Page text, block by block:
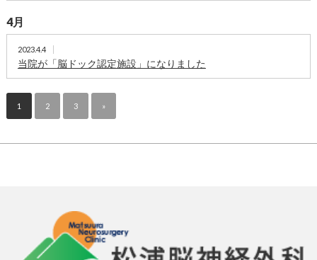
4月
2023.4.4
当院が「脳ドック認定施設」になりました
1 2 3 »